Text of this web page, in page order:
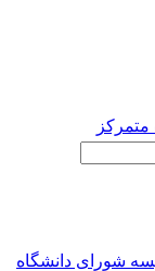
شورای دانشگاه